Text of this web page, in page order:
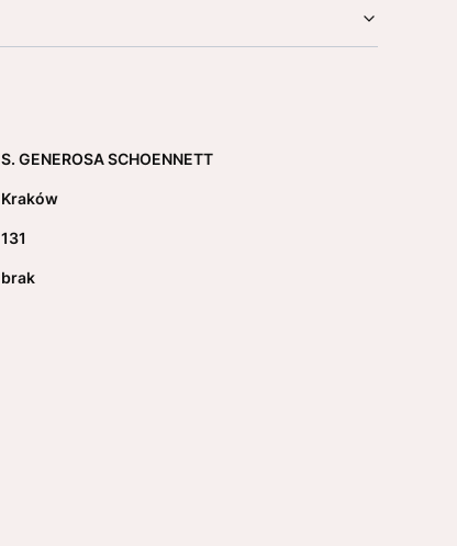
S. GENEROSA SCHOENNETT
Kraków
131
brak